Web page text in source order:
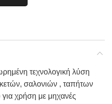
τεχνολογική λύση
σαλονιών , ταπήτων
για χρήση με μηχανές